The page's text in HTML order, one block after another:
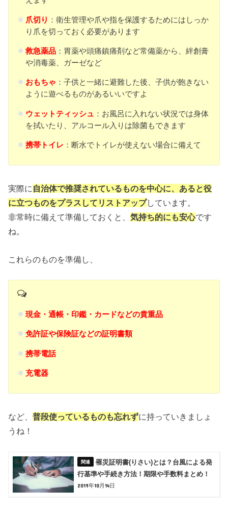
爪切り ：衛生管理や爪や指を保護するためにはしっか
り爪を切っておく必要があります
救急薬品：胃薬や頭痛鎮痛剤など常備薬から、絆創膏
や消毒薬、ガーゼなど
おもちゃ ：子供と一緒に避難した後、子供が飽きない
ように遊べるものがあるいいですよ
ウェットティッシュ ：お風呂に入れない状況では身体
を拭いたり、アルコール入りは除菌もできます
携帯トイレ ：断水でトイレが使えない場合に備えて
実際に 自治体で推奨されているものを中心に、あると役
に立つものをプラスしてリストアップしています。
非常時に備えて準備しておくと、気持ち的にも安心です
ね。
これらのものを準備し、
現金・通帳・印鑑・カードなどの貴重品
免許証や保険証などの証明書類
携帯電話
充電器
など、普段使っているものも忘れずに持っていきましょ
うね！
罹災証明書(りさい)とは？台風による発
行基準や手続き方法！期限や手数料まとめ！
2019年10月14日